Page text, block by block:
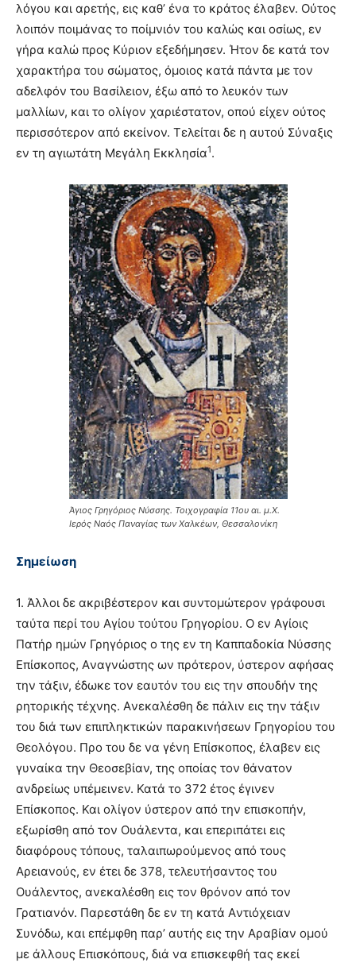
λόγου και αρετής, εις καθ’ ένα το κράτος έλαβεν. Ούτος
λοιπόν ποιμάνας το ποίμνιόν του καλώς και οσίως, εν
γήρα καλώ προς Κύριον εξεδήμησεν. Ήτον δε κατά τον
χαρακτήρα του σώματος, όμοιος κατά πάντα με τον
αδελφόν του Βασίλειον, έξω από το λευκόν των
μαλλίων, και το ολίγον χαριέστατον, οπού είχεν ούτος
περισσότερον από εκείνον. Τελείται δε η αυτού Σύναξις
εν τη αγιωτάτη Μεγάλη Eκκλησία1.
Άγιος Γρηγόριος Νύσσης. Τοιχογραφία 11ου αι. μ.Χ.
Ιερός Ναός Παναγίας των Χαλκέων, Θεσσαλονίκη
Σημείωση
1. Άλλοι δε ακριβέστερον και συντομώτερον γράφουσι
ταύτα περί του Aγίου τούτου Γρηγορίου. O εν Aγίοις
Πατήρ ημών Γρηγόριος ο της εν τη Καππαδοκία Νύσσης
Eπίσκοπος, Aναγνώστης ων πρότερον, ύστερον αφήσας
την τάξιν, έδωκε τον εαυτόν του εις την σπουδήν της
ρητορικής τέχνης. Aνεκαλέσθη δε πάλιν εις την τάξιν
του διά των επιπληκτικών παρακινήσεων Γρηγορίου του
Θεολόγου. Προ του δε να γένη Eπίσκοπος, έλαβεν εις
γυναίκα την Θεοσεβίαν, της οποίας τον θάνατον
ανδρείως υπέμεινεν. Κατά το 372 έτος έγινεν
Eπίσκοπος. Και ολίγον ύστερον από την επισκοπήν,
εξωρίσθη από τον Ουάλεντα, και επεριπάτει εις
διαφόρους τόπους, ταλαιπωρούμενος από τους
Αρειανούς, εν έτει δε 378, τελευτήσαντος του
Ουάλεντος, ανεκαλέσθη εις τον θρόνον από τον
Γρατιανόν. Παρεστάθη δε εν τη κατά Aντιόχειαν
Συνόδω, και επέμφθη παρ’ αυτής εις την Aραβίαν ομού
με άλλους Eπισκόπους, διά να επισκεφθή τας εκεί